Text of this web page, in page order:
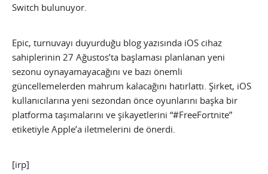
Switch bulunuyor.
Epic, turnuvayı duyurduğu blog yazısında iOS cihaz
sahiplerinin 27 Ağustos’ta başlaması planlanan yeni
sezonu oynayamayacağını ve bazı önemli
güncellemelerden mahrum kalacağını hatırlattı. Şirket, iOS
kullanıcılarına yeni sezondan önce oyunlarını başka bir
platforma taşımalarını ve şikayetlerini “#FreeFortnite”
etiketiyle Apple’a iletmelerini de önerdi.
[irp]